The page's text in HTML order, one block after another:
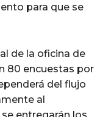
para que se
de la oficina de
80 encuestas por
del flujo
al